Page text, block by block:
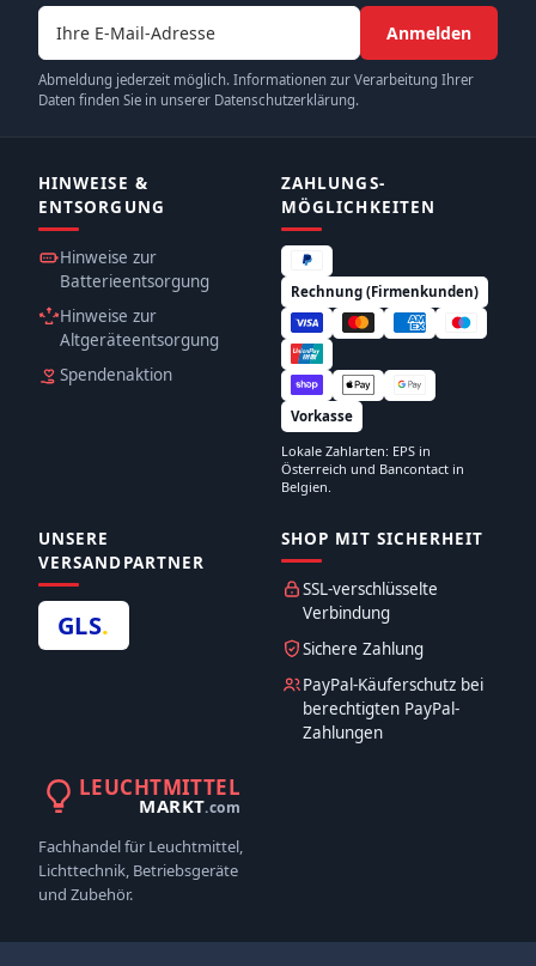
E-Mail-Adresse
Anmelden
Abmeldung jederzeit möglich. Informationen zur Verarbeitung Ihrer
Daten finden Sie in unserer Datenschutzerklärung.
HINWEISE &
ENTSORGUNG
Hinweise zur
Batterieentsorgung
Hinweise zur
Altgeräteentsorgung
Spendenaktion
ZAHLUNGS­
MÖGLICHKEITEN
Rechnung (Firmenkunden)
Vorkasse
Lokale Zahlarten: EPS in
Österreich und Bancontact in
Belgien.
UNSERE
VERSANDPARTNER
GLS.
SHOP MIT SICHERHEIT
SSL-verschlüsselte
Verbindung
Sichere Zahlung
PayPal-Käuferschutz bei
berechtigten PayPal-
Zahlungen
LEUCHTMITTEL
MARKT.com
Fachhandel für Leuchtmittel,
Lichttechnik, Betriebsgeräte
und Zubehör.